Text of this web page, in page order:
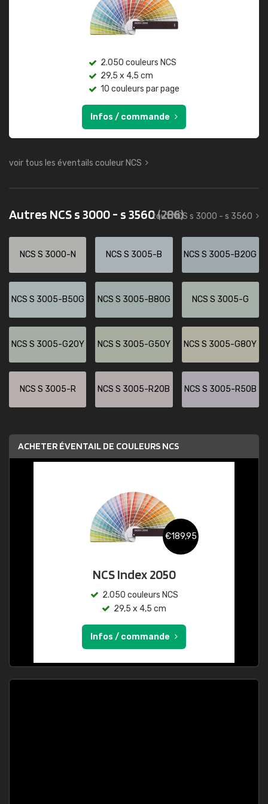
2.050 couleurs NCS
29,5 x 4,5 cm
10 couleurs par page
Infos / commande
voir tous les éventails couleur NCS
Autres NCS s 3000 - s 3560(286)
tout NCS s 3000 - s 3560
NCS S 3000-N NCS S 3005-B NCS S 3005-B20G
NCS S 3005-B50G NCS S 3005-B80G NCS S 3005-G
NCS S 3005-G20Y NCS S 3005-G50Y NCS S 3005-G80Y
NCS S 3005-R NCS S 3005-R20B NCS S 3005-R50B
ACHETER ÉVENTAIL DE COULEURS NCS
€189,95
NCS Index 2050
2.050 couleurs NCS
29,5 x 4,5 cm
Infos / commande